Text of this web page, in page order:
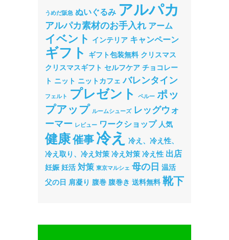
うめだ阪急 ぬいぐるみ アルパカ
アルパカ素材のお手入れ アーム
イベント インテリア キャンペーン
ギフト ギフト包装無料 クリスマス
クリスマスギフト セルフケア チョコレー
ト ニット ニットカフェ バレンタイン
フェルト プレゼント ペルー ポッ
プアップ ルームシューズ レッグウォ
ーマー レビュー ワークショップ 人気
健康催事 冷え
冷え、冷え性、
冷え取り、冷え対策 冷え対策 冷え性 出店
妊娠 妊活 対策 東京マルシェ 母の日 温活
父の日 肩凝り 腹巻 腹巻き 送料無料 靴下